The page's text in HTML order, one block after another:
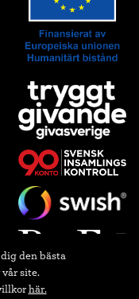
den bästa
site.
här.